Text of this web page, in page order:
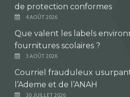
de protection conformes
4 AOÛT 2026
Que valent les labels
fournitures scolaires ?
3 AOÛT 2026
Courriel frauduleux
l’Ademe et de l’ANAH
30 JUILLET 2026